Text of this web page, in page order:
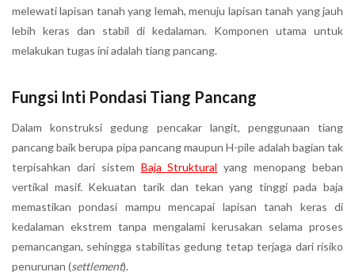
melewati lapisan tanah yang lemah, menuju lapisan tanah yang jauh
lebih keras dan stabil di kedalaman. Komponen utama untuk
melakukan tugas ini adalah tiang pancang.
Fungsi Inti Pondasi Tiang Pancang
Dalam konstruksi gedung pencakar langit, penggunaan tiang
pancang baik berupa pipa pancang maupun H-pile adalah bagian tak
terpisahkan dari sistem Baja Struktural yang menopang beban
vertikal masif. Kekuatan tarik dan tekan yang tinggi pada baja
memastikan pondasi mampu mencapai lapisan tanah keras di
kedalaman ekstrem tanpa mengalami kerusakan selama proses
pemancangan, sehingga stabilitas gedung tetap terjaga dari risiko
penurunan (settlement).